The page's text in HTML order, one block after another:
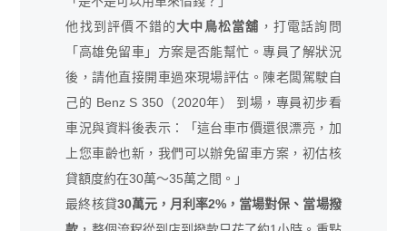
他找到評價不錯的大中鳥松當舖 ，打電話詢問
「高雄免留車」方案是否能幫忙。專員了解狀況
後，請他直接開車過來現場評估。陳老闆駕駛自
己的 Benz S 350（2020年） 到場，專員初步看
車況與資料後表示：「這台車市價還很漂亮，加
上您車齡也新，我們可以辦免留車方案，初估核
貸額度約在30萬～35萬之間。」
最終核貸30萬元，月利率2%，當場對保、當場撥